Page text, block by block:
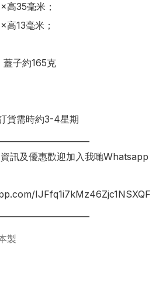
35毫米；
13毫米；
蓋子約165克
貨需時約3-4星期
訊及優惠歡迎加入我哋Whatsapp
IJFfq1i7kMz46Zjc1NSXQF
製